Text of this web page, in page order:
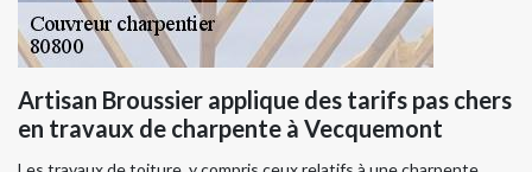
Artisan Broussier applique des tarifs pas chers
en travaux de charpente à Vecquemont